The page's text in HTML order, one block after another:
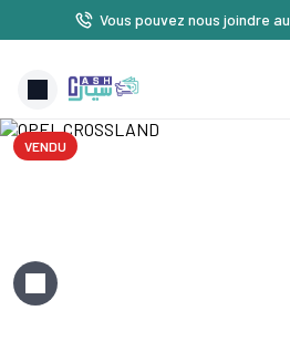
Vous pouvez nous joindre au
VENDU